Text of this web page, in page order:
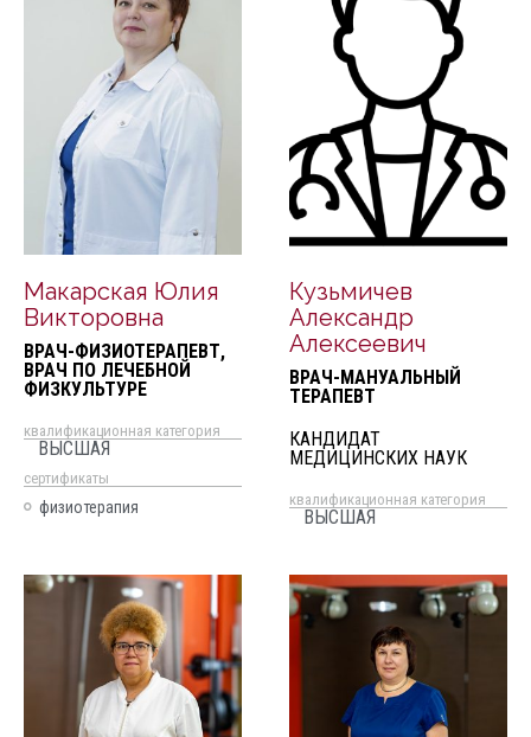
Макарская Юлия
Викторовна
ВРАЧ-ФИЗИОТЕРАПЕВТ,
ВРАЧ ПО ЛЕЧЕБНОЙ
ФИЗКУЛЬТУРЕ
квалификационная категория
ВЫСШАЯ
cертификаты
физиотерапия
Кузьмичев
Александр
Алексеевич
ВРАЧ-МАНУАЛЬНЫЙ
ТЕРАПЕВТ
КАНДИДАТ
МЕДИЦИНСКИХ НАУК
квалификационная категория
ВЫСШАЯ